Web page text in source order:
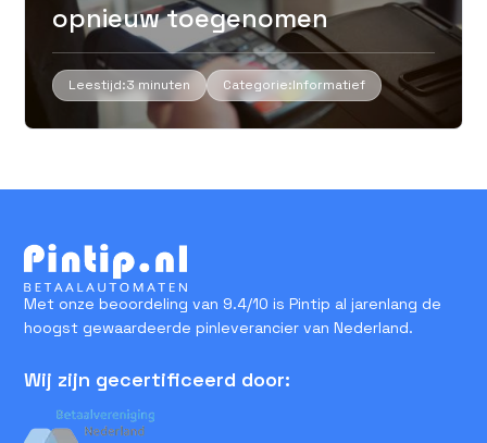
opnieuw toegenomen
Leestijd:3 minuten Categorie:Informatief
Met onze beoordeling van 9.4/10 is Pintip al jarenlang de
hoogst gewaardeerde pinleverancier van Nederland.
Wij zijn gecertificeerd door: